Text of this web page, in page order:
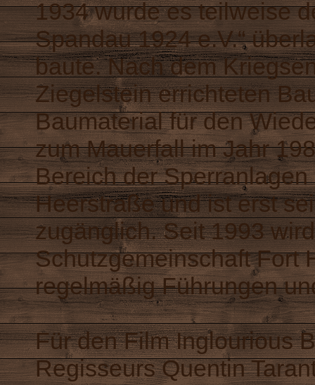
1934 wurde es teilweise
Spandau 1924 e.V.“
baute. Nach dem
Ziegelstein errichteten
Baumaterial für den
zum Mauerfall im Jahr
Bereich der
Heerstraße und ist erst
zugänglich. Seit 1993
Schutzgemeinschaft Fort
regelmäßig Führungen
Für den Film Inglourious
Regisseurs Quentin